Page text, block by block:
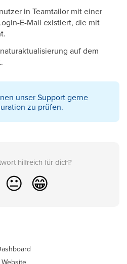
in Teamtailor mit einer
E-Mail existiert, die mit
auf dem
unser Support gerne
zu prüfen.
hilfreich für dich?
😐 😁
Website